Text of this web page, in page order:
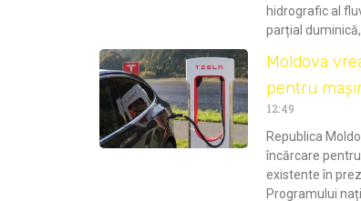
hidrografic al
parțial
Moldova
pentru
12:49
Republica
încărcare
existente în
Programului